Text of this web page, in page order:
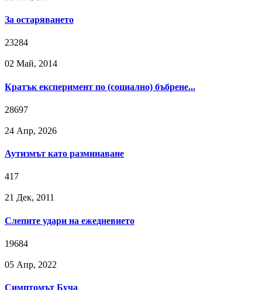
За остаряването
23284
02 Май, 2014
Кратък експеримент по (социално) бъбрене...
28697
24 Апр, 2026
Аутизмът като разминаване
417
21 Дек, 2011
Слепите удари на ежедневието
19684
05 Апр, 2022
Симптомът Буча